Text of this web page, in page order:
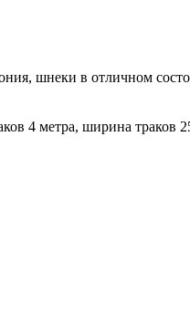
шнеки в отличном
4 метра, ширина траков